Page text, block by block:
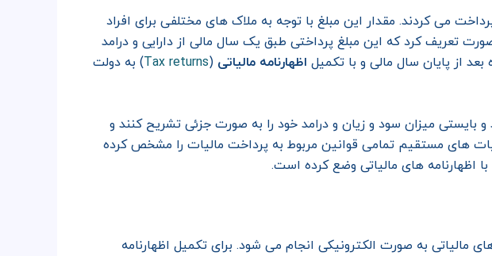
می کردند. مقدار این مبلغ با توجه به ملاک های مختلفی برای افراد
تعریف کرد که این مبلغ پرداختی طبق یک سال مالی از دارایی و درامد
از پایان سال مالی و با تکمیل اظهارنامه مالیاتی (
Tax returns) به دولت
میزان سود و زیان و درامد خود را به صورت جزئی تشریح کنند و
های مستقیم تمامی قوانین مربوط به پرداخت مالیات را مشخص کرده
اظهارنامه های مالیاتی وضع کرده است.
مالیاتی به صورت الکترونیکی انجام می شود. برای تکمیل اظهارنامه